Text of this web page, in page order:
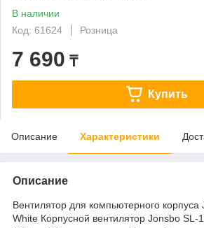
В наличии
Код: 61624
Розница
7 690 ₸
Купить
Описание Характеристики
Описание
Вентилятор для компьютерного
White Корпусной вентилятор Jonsbo